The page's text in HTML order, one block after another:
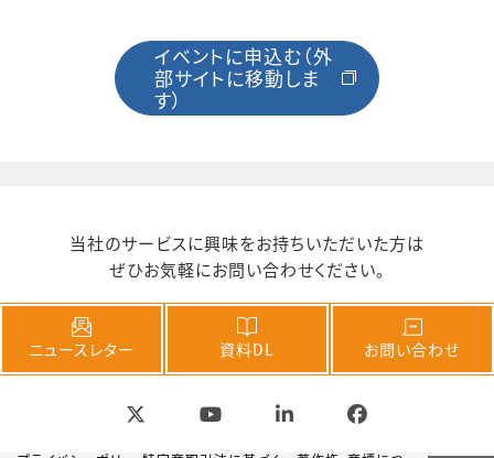
イベントに申込む（外
部サイトに移動しま
す）
当社のサービスに興味をお持ちいただいた方は
ぜひお気軽にお問い合わせください。
ニュースレター 資料DL お問い合わせ